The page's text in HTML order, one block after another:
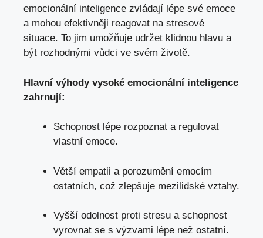
emocionální ‍inteligence zvládají lépe své ‍emoce
a mohou efektivněji reagovat na stresové
situace. ⁤To jim umožňuje udržet‍ klidnou ​hlavu a
být rozhodnými vůdci⁣ ve svém ⁤životě.
Hlavní ⁣výhody vysoké emocionální inteligence
zahrnují:
Schopnost lépe ‌rozpoznat a regulovat
vlastní emoce.
Větší empatii a porozumění emocím
‌ostatních,‌ což zlepšuje ‌mezilidské vztahy.
Vyšší​ odolnost proti⁣ stresu a schopnost​
vyrovnat se s výzvami lépe než ostatní.